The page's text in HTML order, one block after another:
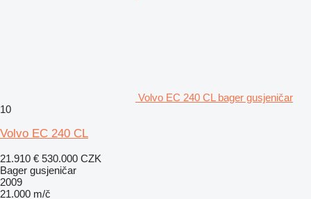
Volvo EC 240 CL bager gusjeničar
10
Volvo EC 240 CL
21.910 € 530.000 CZK
Bager gusjeničar
2009
21.000 m/č